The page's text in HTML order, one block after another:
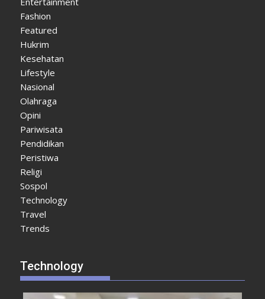
Fashion
Featured
Hukrim
Kesehatan
Lifestyle
Nasional
Olahraga
Opini
Pariwisata
Pendidikan
Peristiwa
Religi
Sospol
Technology
Travel
Trends
Technology